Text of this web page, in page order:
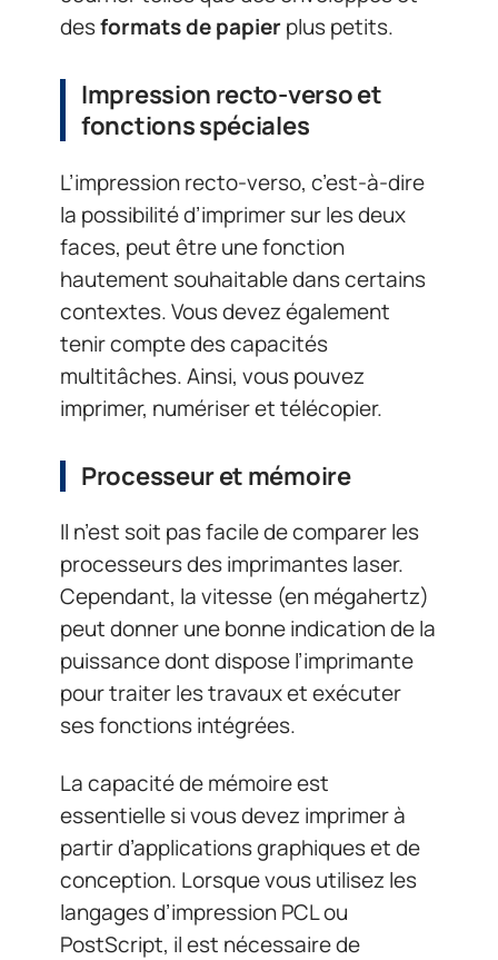
desformats de papierplus petits.
Impression recto-verso et
fonctions spéciales
L’impression recto-verso, c’est-à-dire
la possibilité d’imprimer sur les deux
faces, peut être une fonction
hautement souhaitable dans certains
contextes. Vous devez également
tenir compte des capacités
multitâches. Ainsi, vous pouvez
imprimer, numériser et télécopier.
Processeur et mémoire
Il n’est soit pas facile de comparer les
processeurs des imprimantes laser.
Cependant, la vitesse (en mégahertz)
peut donner une bonne indication de la
puissance dont dispose l’imprimante
pour traiter les travaux et exécuter
ses fonctions intégrées.
La capacité de mémoire est
essentielle si vous devez imprimer à
partir d’applications graphiques et de
conception. Lorsque vous utilisez les
langages d’impression PCL ou
PostScript, il est nécessaire de